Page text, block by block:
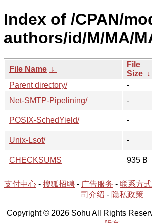
Index of /CPAN/
authors/id/M/MA/
File Name ↓
File
Size ↓
Parent directory/
-
Net-SMTP-Pipelining/
-
POSIX-SchedYield/
-
Unix-Lsof/
-
CHECKSUMS
935 B
支付中心 - 搜狐招聘 - 广告服务 - 联系方式
司介绍 - 隐私政策
Copyright © 2026 Sohu All Rights